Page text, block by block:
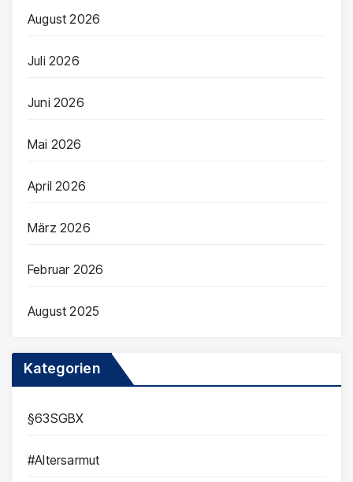
August 2026
Juli 2026
Juni 2026
Mai 2026
April 2026
März 2026
Februar 2026
August 2025
Kategorien
§63SGBX
#Altersarmut